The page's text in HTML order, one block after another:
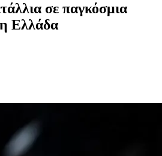
σε παγκόσμια
η Ελλάδα